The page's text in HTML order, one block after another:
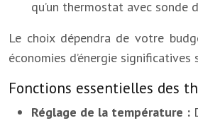
qu’un thermostat avec sonde
Le choix dépendra de votre
économies d’énergie
Fonctions essentielles des
Réglage de la température :